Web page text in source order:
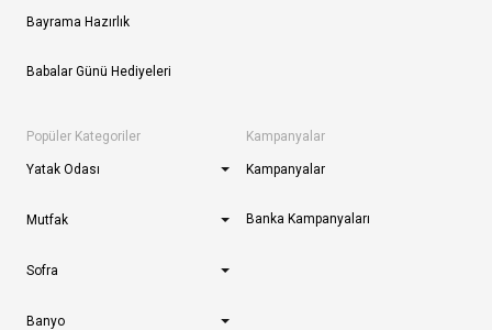
Bayrama Hazırlık
Babalar Günü Hediyeleri
Popüler Kategoriler
Yatak Odası
Mutfak
Sofra
Banyo
Kampanyalar
Kampanyalar
Banka Kampanyaları